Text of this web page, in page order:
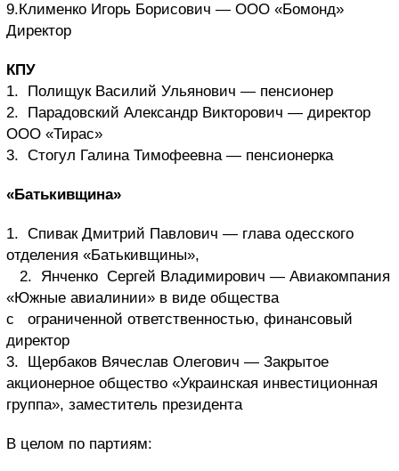
9.Клименко Игорь Борисович — ООО «Бомонд»
Директор
КПУ
1. Полищук Василий Ульянович — пенсионер
2. Парадовский Александр Викторович — директор
ООО «Тирас»
3. Стогул Галина Тимофеевна — пенсионерка
«Батькивщина»
1. Спивак Дмитрий Павлович — глава одесского
отделения «Батькивщины»,
2. Янченко Сергей Владимирович — Авиакомпания
«Южные авиалинии» в виде общества
с ограниченной ответственностью, финансовый
директор
3. Щербаков Вячеслав Олегович — Закрытое
акционерное общество «Украинская инвестиционная
группа», заместитель президента
В целом по партиям: